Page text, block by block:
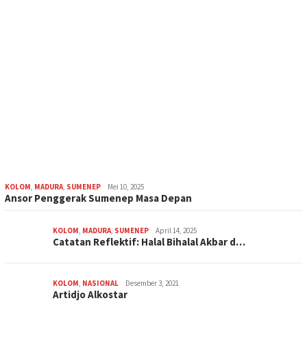
KOLOM MADURA SUMENEP Mei 10, 2025
Ansor Penggerak Sumenep Masa Depan
KOLOM MADURA SUMENEP April 14, 2025
Catatan Reflektif: Halal Bihalal Akbar d…
KOLOM NASIONAL Desember 3, 2021
Artidjo Alkostar